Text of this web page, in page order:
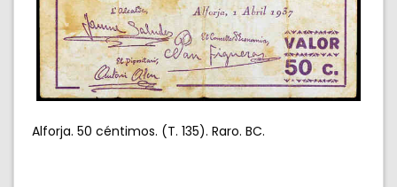
Alforja. 50 céntimos. (T. 135). Raro. BC.